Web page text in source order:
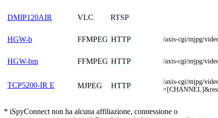
DMIP120AIR VLC RTSP
HGW-b FFMPEG HTTP /axis-cgi/mjpg/
HGW-bm FFMPEG HTTP /axis-cgi/mjpg/
TCP5200-IR E MJPEG HTTP
/axis-cgi/mjpg/
* iSpyConnect non ha alcuna affiliazione, connessione o